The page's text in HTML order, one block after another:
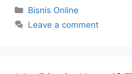
Categories
Bisnis Online
Leave a comment